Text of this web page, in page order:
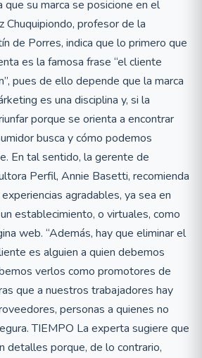
que su marca se posicione en el
Chuquipiondo, profesor de la
de Porres, indica que lo primero que
es la famosa frase “el cliente
pues de ello depende que la marca
es una disciplina y, si la
porque se orienta a encontrar
busca y cómo podemos
En tal sentido, la gerente de
Perfil, Annie Basetti, recomienda
agradables, ya sea en
establecimiento, o virtuales, como
web. “Además, hay que eliminar el
es alguien a quien debemos
verlos como promotores de
que a nuestros trabajadores hay
personas a quienes no
TIEMPO La experta sugiere que
detalles porque, de lo contrario,